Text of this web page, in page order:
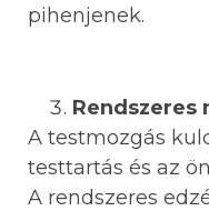
pihenjenek.
Rendszeres
A testmozgás
testtartás és az
A rendszeres